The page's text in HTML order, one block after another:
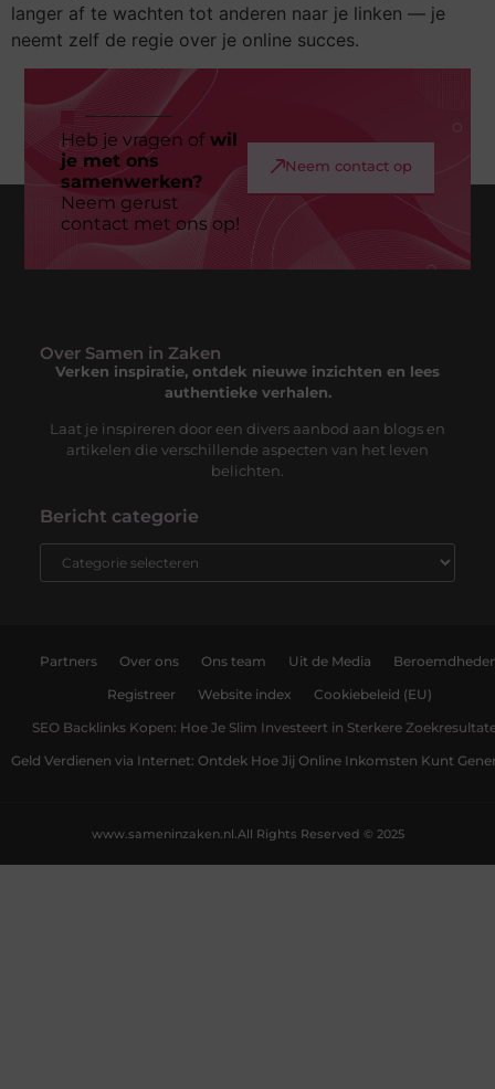
langer af te wachten tot anderen naar je linken — je
neemt zelf de regie over je online succes.
Heb je vragen ofwil
je met ons
samenwerken?
Neem gerust
contact met ons op!
Neem contact op
Over Samen in Zaken
Verken inspiratie, ontdek nieuwe inzichten en lees
authentieke verhalen.
Laat je inspireren door een divers aanbod aan blogs en
artikelen die verschillende aspecten van het leven
belichten.
Bericht categorie
Partners Over ons Ons team Uit de Media
Registreer Website index Cookiebeleid (EU)
SEO Backlinks Kopen: Hoe Je Slim Investeert in Sterkere
Geld Verdienen via Internet: Ontdek Hoe Jij Online Inkomsten Kunt
All Rights Reserved © 2025
www.sameninzaken.nl.